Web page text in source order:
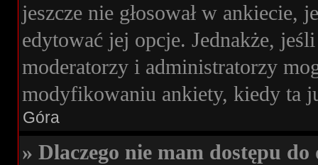
jeszcze nie głosował w ankiecie,
edytować jej opcje. Jednakże,
moderatorzy i administratorzy
modyfikowaniu ankiety, kiedy ta
Góra
» Dlaczego nie mam dostępu do